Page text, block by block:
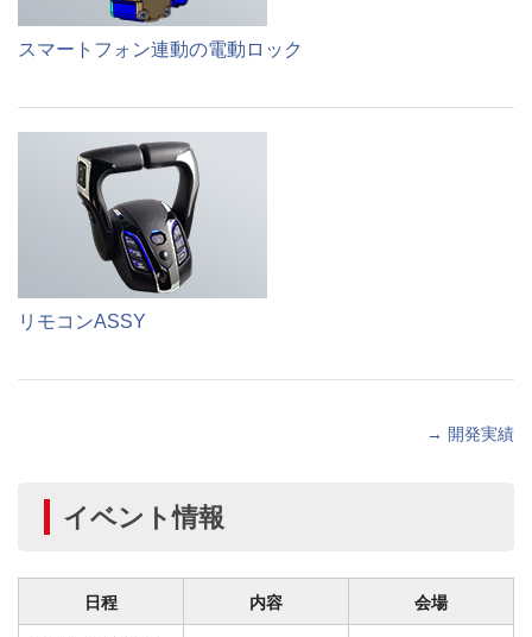
スマートフォン連動の電動ロック
リモコンASSY
→ 開発実績
イベント情報
日程 内容 会場